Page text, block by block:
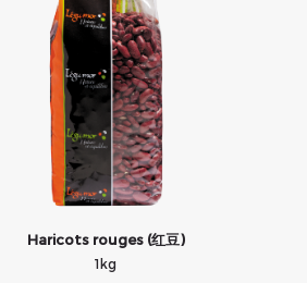
Haricots rouges (红豆)
1kg